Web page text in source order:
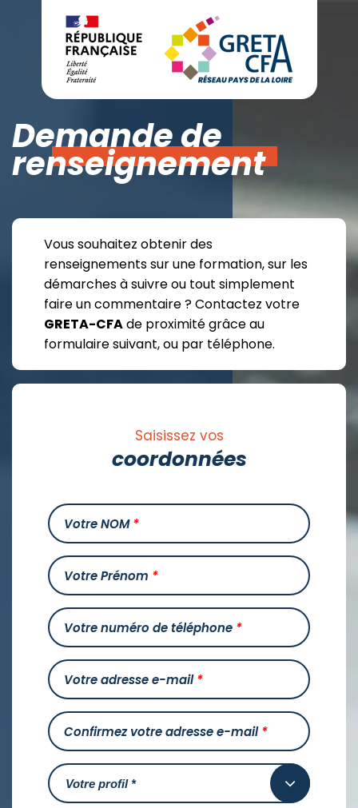
Demande de
renseignement
Vous souhaitez obtenir des
renseignements sur une formation, sur les
démarches à suivre ou tout simplement
faire un commentaire ? Contactez votre
GRETA-CFAde proximité grâce au
formulaire suivant, ou par téléphone.
Saisissez vos
coordonnées
Votre NOM*
Votre Prénom *
Votre numéro de téléphone *
Votre adresse e-mail*
Confirmez votre adresse e-mail*